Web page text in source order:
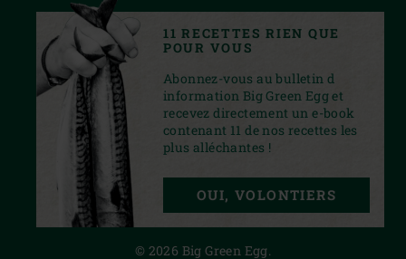
PRIVACY STATEMENT
© 2026 Big Green Egg.
11 RECETTES RIEN QUE
POUR VOUS
Abonnez-vous au bulletin d
information Big Green Egg et
recevez directement un e-book
contenant 11 de nos recettes les
plus alléchantes !
OUI, VOLONTIERS